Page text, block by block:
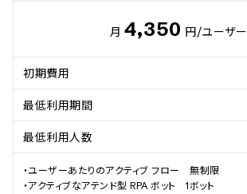
月 4,350 円/ユーザー
初期費用
最低利用期間
最低利用人数
・ユーザーあたりのアクティブ フロー　無制限
・アクティブなアテンド型 RPA ボット　1ボット